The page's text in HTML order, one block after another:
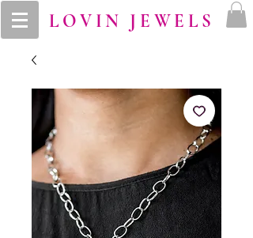
LOVIN JEWELS